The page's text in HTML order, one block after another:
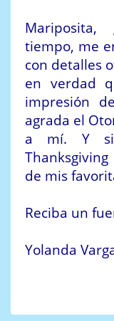
tiempo, me
con detalles
en verdad
impresión
agrada el
a mí. Y
de mis
Reciba un
Yolanda